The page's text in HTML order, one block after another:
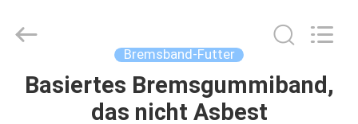
HAUS
Bremsband-Futter
Basiertes Bremsgummiband,
das nicht Asbest